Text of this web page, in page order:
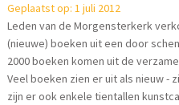
Geplaatst op: 1 juli 2012
Leden van de Morgensterkerk
(nieuwe) boeken uit een door
2000 boeken komen uit de
Veel boeken zien er uit als nieuw -
zijn er ook enkele tientallen